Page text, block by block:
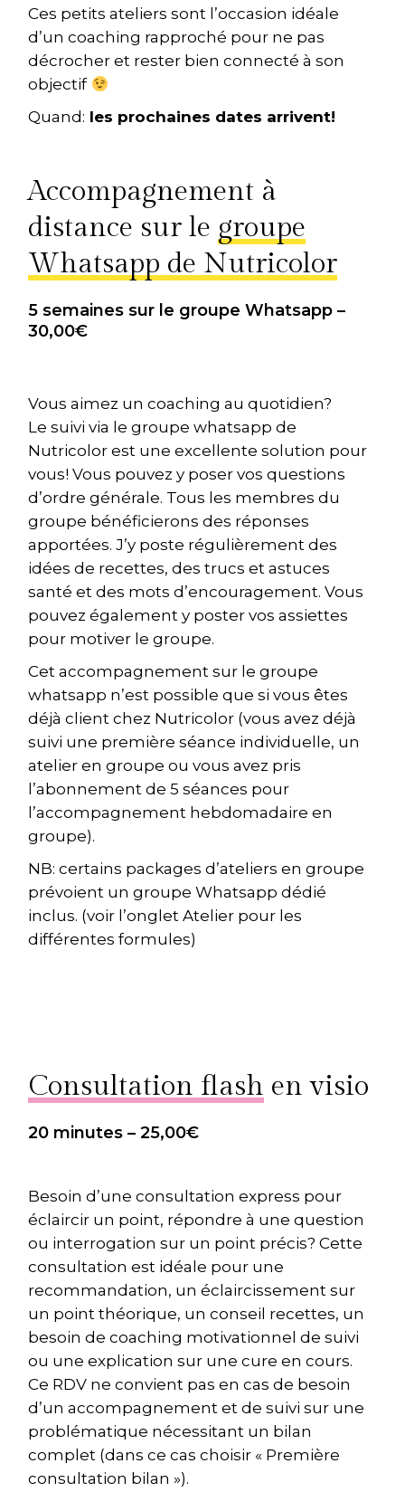
Ces petits ateliers sont l’occasion idéale
d’un coaching rapproché pour ne pas
décrocher et rester bien connecté à son
objectif
Quand: les prochaines dates arrivent!
Accompagnement à
distance sur le groupe
Whatsapp de Nutricolor
5 semaines sur le groupe Whatsapp –
30,00€
Vous aimez un coaching au quotidien?
Le suivi via le groupe whatsapp de
Nutricolor est une excellente solution pour
vous! Vous pouvez y poser vos questions
d’ordre générale. Tous les membres du
groupe bénéficierons des réponses
apportées. J’y poste régulièrement des
idées de recettes, des trucs et astuces
santé et des mots d’encouragement. Vous
pouvez également y poster vos assiettes
pour motiver le groupe.
Cet accompagnement sur le groupe
whatsapp n’est possible que si vous êtes
déjà client chez Nutricolor (vous avez déjà
suivi une première séance individuelle, un
atelier en groupe ou vous avez pris
l’abonnement de 5 séances pour
l’accompagnement hebdomadaire en
groupe).
NB: certains packages d’ateliers en groupe
prévoient un groupe Whatsapp dédié
inclus. (voir l’onglet Atelier pour les
différentes formules)
Consultation flash en visio
20 minutes – 25,00€
Besoin d’une consultation express pour
éclaircir un point, répondre à une question
ou interrogation sur un point précis? Cette
consultation est idéale pour une
recommandation, un éclaircissement sur
un point théorique, un conseil recettes, un
besoin de coaching motivationnel de suivi
ou une explication sur une cure en cours.
Ce RDV ne convient pas en cas de besoin
d’un accompagnement et de suivi sur une
problématique nécessitant un bilan
complet (dans ce cas choisir « Première
consultation bilan »).